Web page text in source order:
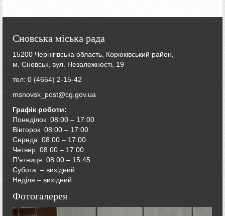
Сновська міська рада
15200 Чернігівська область, Корюківський район,
м. Сновськ, вул. Незалежності, 19
тел: 0 (4654) 2-15-42
msnovsk_post@cg.gov.ua
Графік роботи:
Понеділок 08:00 – 17:00
Вівторок 08:00 – 17:00
Середа 08:00 – 17:00
Четвер 08:00 – 17:00
П’ятниця 08:00 – 15:45
Субота – вихідний
Неділя – вихідний
Фотогалерея